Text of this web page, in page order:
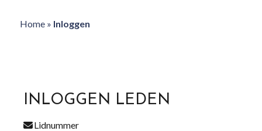
Home» Inloggen
INLOGGEN LEDEN
Lidnummer